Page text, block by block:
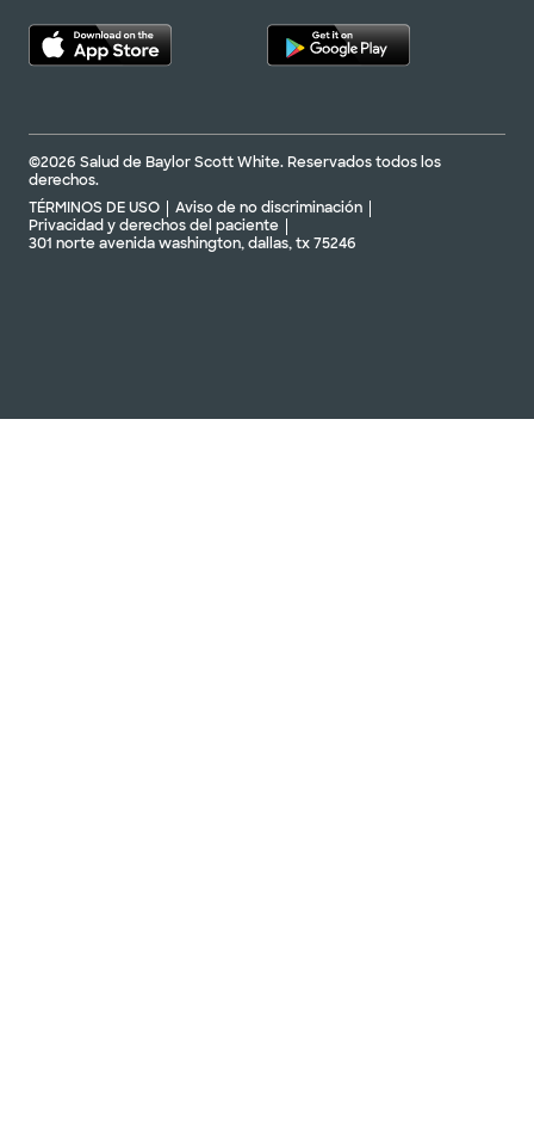
©2026 Salud de Baylor Scott White. Reservados todos los
derechos.
TÉRMINOS DE USO
Aviso de no discriminación
Privacidad y derechos del paciente
301 norte avenida washington, dallas, tx 75246